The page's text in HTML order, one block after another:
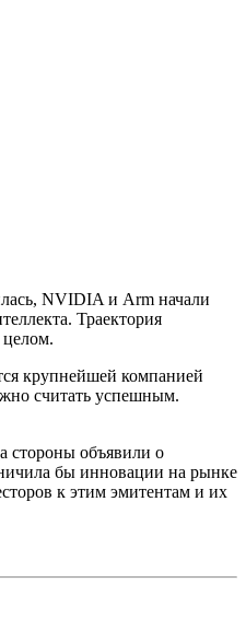
NVIDIA и Arm начали
Траектория
крупнейшей компанией
считать успешным.
стороны объявили о
бы инновации на рынке
к этим эмитентам и их